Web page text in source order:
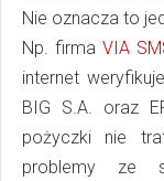
Nie oznacza to
Np. firmaVIA
internet
BIG S.A. oraz
pożyczki nie
problemy ze